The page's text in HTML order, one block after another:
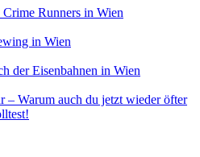
Runners in Wien
in Wien
der Eisenbahnen in Wien
– Warum auch du jetzt wieder öfter